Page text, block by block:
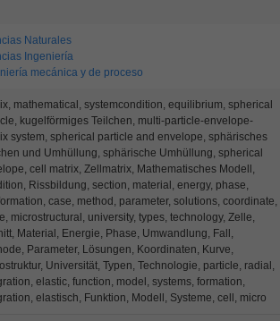
Naturales
Ingeniería
mecánica y de proceso
mathematical, systemcondition, equilibrium, spherical
kugelförmiges Teilchen, multi-particle-envelope-
system, spherical particle and envelope, sphärisches
und Umhüllung, sphärische Umhüllung, spherical
cell matrix, Zellmatrix, Mathematisches Modell,
Rissbildung, section, material, energy, phase,
case, method, parameter, solutions, coordinate,
microstructural, university, types, technology, Zelle,
Material, Energie, Phase, Umwandlung, Fall,
Parameter, Lösungen, Koordinaten, Kurve,
Universität, Typen, Technologie, particle, radial,
elastic, function, model, systems, formation,
elastisch, Funktion, Modell, Systeme, cell, micro